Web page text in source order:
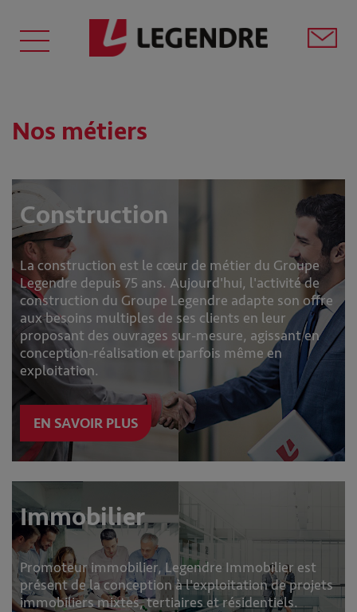
Nos métiers
Construction
La construction est le cœur de métier du Groupe
Legendre depuis 75 ans. Aujourd'hui, l'activité de
construction du Groupe Legendre adapte son offre
aux besoins multiples de ses clients en leur
proposant des ouvrages sur-mesure, agissant en
conception-réalisation et parfois même en
exploitation.
EN SAVOIR PLUS
Immobilier
Promoteur immobilier, Legendre Immobilier est
présent de la conception à l'exploitation de projets
immobiliers mixtes, tertiaires et résidentiels.